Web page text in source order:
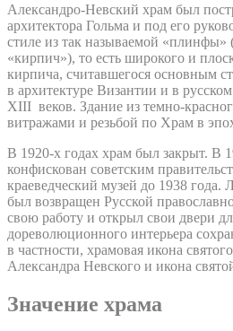
Александро-Невский храм был
архитектора Гольма и под его
стиле из так называемой «плинфы»
«кирпич»), то есть широкого и
кирпича, считавшегося основным
в архитектуре Византии и в
XIII веков. Здание из темно-
витражами и резьбой по Храм в
В 1920-х годах храм был закрыт. В
конфискован советским
краеведческий музей до 1938 года.
был возвращен Русской
свою работу и открыл свои двери
дореволюционного интерьера
в частности, храмовая икона
Александра Невского и икона
Значение храма